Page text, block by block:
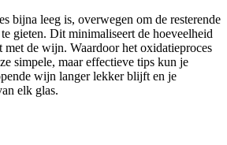
bijna leeg is, overwegen om de resterende
gieten. Dit minimaliseert de hoeveelheid
de wijn. Waardoor het oxidatieproces
simpele, maar effectieve tips kun je
wijn langer lekker blijft en je
elk glas.